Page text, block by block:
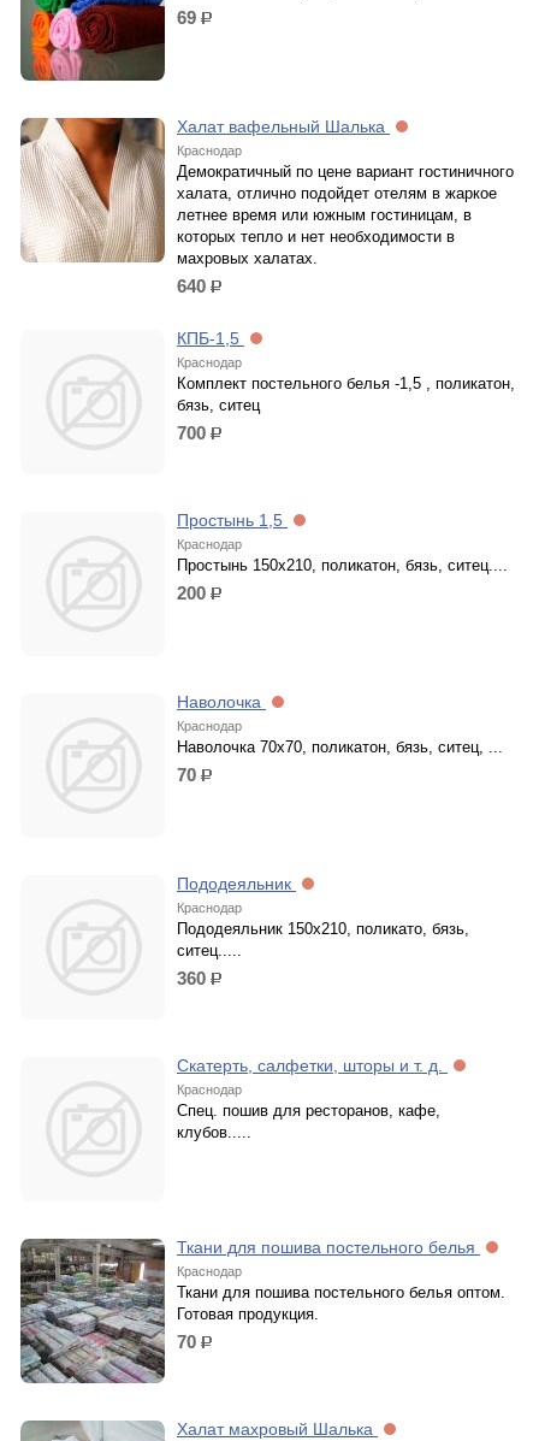
69 р.
Халат вафельный Шалька
Краснодар
Демократичный по цене вариант гостиничного
халата, отлично подойдет отелям в жаркое
летнее время или южным гостиницам, в
которых тепло и нет необходимости в
махровых халатах.
640 р.
КПБ-1,5
Краснодар
Комплект постельного белья -1,5 , поликатон,
бязь, ситец
700 р.
Простынь 1,5
Краснодар
Простынь 150х210, поликатон, бязь, ситец....
200 р.
Наволочка
Краснодар
Наволочка 70х70, поликатон, бязь, ситец, ...
70 р.
Пододеяльник
Краснодар
Пододеяльник 150х210, поликато, бязь,
ситец.....
360 р.
Скатерть, салфетки, шторы и т. д.
Краснодар
Спец. пошив для ресторанов, кафе,
клубов.....
Ткани для пошива постельного белья
Краснодар
Ткани для пошива постельного белья оптом.
Готовая продукция.
70 р.
Халат махровый Шалька